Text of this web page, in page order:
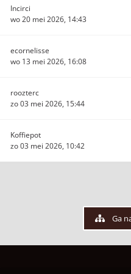
Incirci
wo 20 mei 2026, 14:43
ecornelisse
wo 13 mei 2026, 16:08
roozterc
zo 03 mei 2026, 15:44
Koffiepot
zo 03 mei 2026, 10:42
Ga